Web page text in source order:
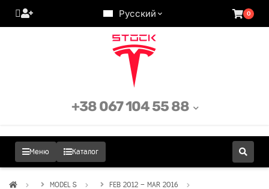
Русский 0
Меню Каталог
+38 067 104 55 88
MODEL S
FEB 2012 – MAR 2016